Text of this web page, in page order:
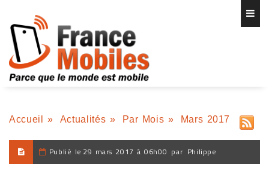
Accueil » Actualités » Par Mois » Mars 2017
Publié le 29 mars 2017 à 06h00 par Philippe